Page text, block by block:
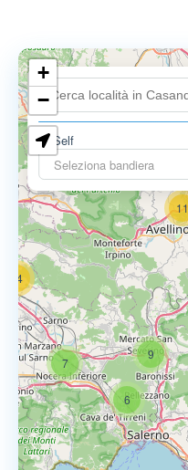
Self
Seleziona bandiera
6
7
9
14
11
0.699 €
+
−